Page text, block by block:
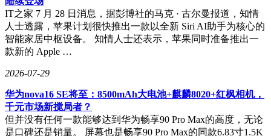
IT之家 7 月 28 日消息，据彭博社的马克 · 古尔曼报道，知情
人士透露，苹果计划很快推出一款以全新 Siri AI助手为核心的
智能家居中枢设备。 知情人士还表示，苹果同时准备推出一
款新的 Apple …
2026-07-29
华为nova16 SE将至：8500mAh大电池+麒麟8020+红枫相机，
千元市场新搅局者？
但并没有任何一款能够达到华为畅享90 Pro Max的高度，无论
是口碑还是销量。 屏幕也是畅享90 Pro Max的同款6.83寸1.5K